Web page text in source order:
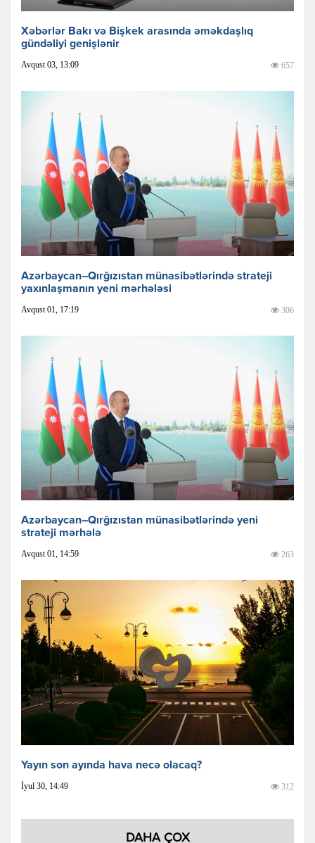
Xəbərlər Bakı və Bişkek arasında əməkdaşlıq
gündəliyi genişlənir
Avqust 03, 13:09 657
Azərbaycan–Qırğızıstan münasibətlərində strateji
yaxınlaşmanın yeni mərhələsi
Avqust 01, 17:19 306
Azərbaycan–Qırğızıstan münasibətlərində yeni
strateji mərhələ
Avqust 01, 14:59 263
Yayın son ayında hava necə olacaq?
İyul 30, 14:49 312
DAHA ÇOX